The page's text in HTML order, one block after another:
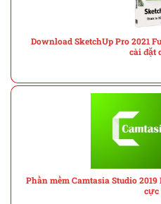
Download SketchUp Pro 2021
cài đặt
Phần mềm Camtasia Studio
cực